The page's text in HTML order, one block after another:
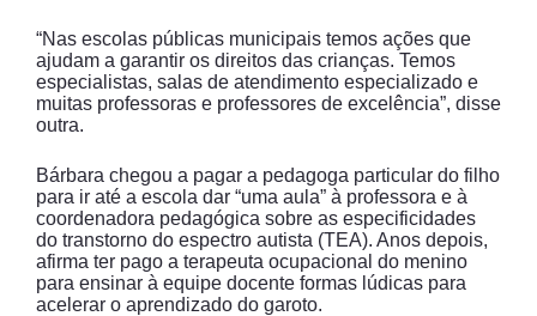
“Nas escolas públicas municipais temos ações que
ajudam a garantir os direitos das crianças. Temos
especialistas, salas de atendimento especializado e
muitas professoras e professores de excelência”, disse
outra.
Bárbara chegou a pagar a pedagoga particular do filho
para ir até a escola dar “uma aula” à professora e à
coordenadora pedagógica sobre as especificidades
do transtorno do espectro autista (TEA). Anos depois,
afirma ter pago a terapeuta ocupacional do menino
para ensinar à equipe docente formas lúdicas para
acelerar o aprendizado do garoto.